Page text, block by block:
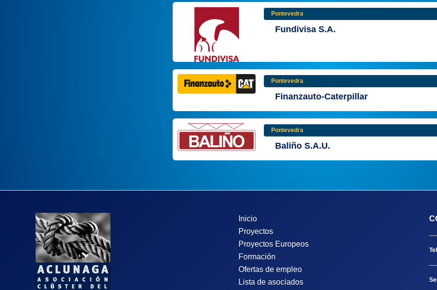
Pontevedra
Fundivisa S.A.
Pontevedra
Finanzauto-Caterpillar
Pontevedra
Baliño S.A.U.
Inicio
Proyectos
Proyectos Europeos
Formación
Ofertas de empleo
Lista de asociados